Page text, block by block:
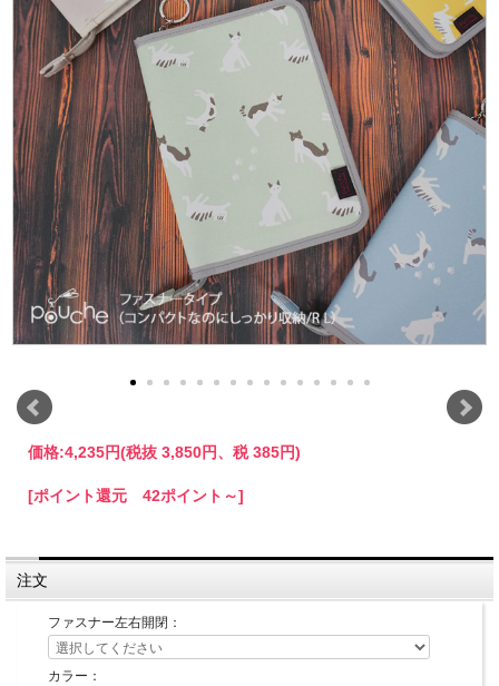
価格:4,235円(税抜 3,850円、税 385円)
[ポイント還元 42ポイント～]
注文
ファスナー左右開閉：
カラー：